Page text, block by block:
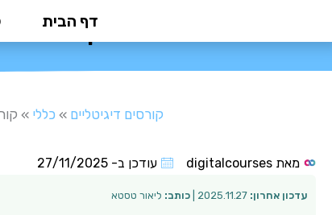
דף הבית
קורס
קורסים דיגיטליים » כללי »
מאת עודכן ב- 27/11/2025
עדכון אחרון: כותב: ליאור טסטא